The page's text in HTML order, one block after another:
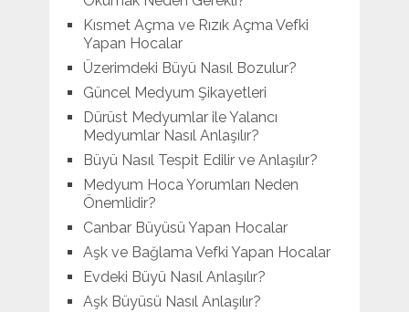
Kısmet Açma ve Rızık Açma Vefki
Yapan Hocalar
Üzerimdeki Büyü Nasıl Bozulur?
Güncel Medyum Şikayetleri
Dürüst Medyumlar ile Yalancı
Medyumlar Nasıl Anlaşılır?
Büyü Nasıl Tespit Edilir ve Anlaşılır?
Medyum Hoca Yorumları Neden
Önemlidir?
Canbar Büyüsü Yapan Hocalar
Aşk ve Bağlama Vefki Yapan Hocalar
Evdeki Büyü Nasıl Anlaşılır?
Aşk Büyüsü Nasıl Anlaşılır?